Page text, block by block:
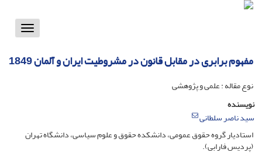
Toggle
مفهوم برابری در مقابل قانون در مشروطیت ایران و آلمان 1849
نوع مقاله : علمی و پژوهشی
نویسنده
سید ناصر سلطانی
استادیار گروه حقوق عمومی، دانشکده حقوق و علوم سیاسی، دانشگاه تهران
(پردیس فارابی).